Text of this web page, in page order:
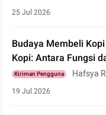
25 Jul 2026
Budaya Membeli
Kopi: Antara Fungsi
Kiriman Pengguna Hafsya
19 Jul 2026